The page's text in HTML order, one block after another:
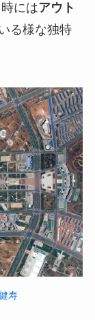
にはアウト
る様な独特
寿